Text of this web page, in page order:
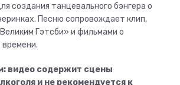
создания танцевального бэнгера о
Песню сопровождает клип,
Гэтсби» и фильмами о
видео содержит сцены
и не рекомендуется к